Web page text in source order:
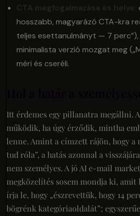
CTA megfogalmazása és helye:
hosszabb, magyarázó CTA-kra
teljes esettanulmányt — 7
minimalista verzió mozgat meg
méri és cseréli.
Itt érdemes egy pillanatra megállni.
működik, ha úgy érződik, mintha
lenne. Amint a címzett rájön, hogy a
tud róla”, a hatás azonnal a
nem személyes. A jó AI e-mail
megközelítés sosem mondja ki, amit
írja le, hogy „észrevettük, hogy 14
bögrénk kategóriaoldalát”;